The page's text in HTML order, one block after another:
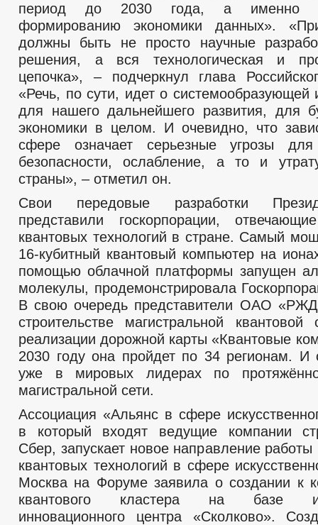
период до 2030 года, а именно
формированию экономики данных».
должны быть не просто научные
решения, а вся технологическая и
цепочка», – подчеркнул глава
«Речь, по сути, идет о системообразующей
для нашего дальнейшего развития, для
экономики в целом. И очевидно, что
сфере означает серьезные угрозы для
безопасности, ослабление, а то и
страны», – отметил он.
Свои передовые разработки
представили госкорпорации,
квантовых технологий в стране. Самый
16-кубитный квантовый компьютер на
помощью облачной платформы запущен
молекулы, продемонстрировала
В свою очередь представители ОАО
строительстве магистральной
реализации дорожной карты «Квантовые
2030 году она пройдет по 34 регионам. И
уже в мировых лидерах по
магистральной сети.
Ассоциация «Альянс в сфере
в который входят ведущие компании
Сбер, запускает новое направление
квантовых технологий в сфере
Москва на Форуме заявила о создании к
квантового кластера на базе
инновационного центра «Сколково».